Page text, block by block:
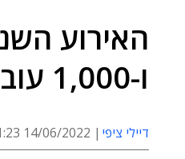
האירוע
ו-1,000 עובדים
דיילי ציפי 14/06/2022 11:23